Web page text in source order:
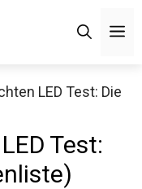
LED Test: Die
Test: